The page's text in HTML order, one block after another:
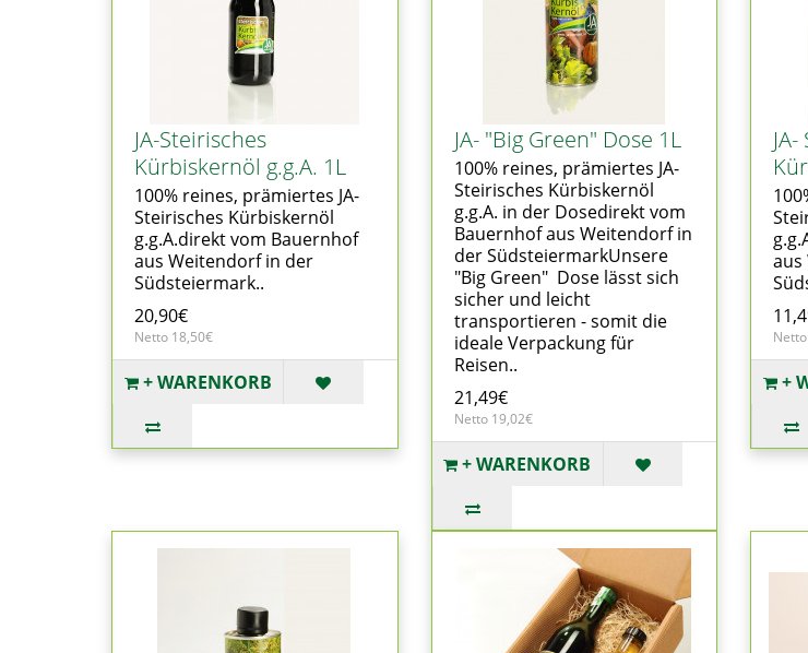
JA-Steirisches
Kürbiskernöl g.g.A. 1L
100% reines, prämiertes JA-
Steirisches Kürbiskernöl
g.g.A.direkt vom Bauernhof
aus Weitendorf in der
Südsteiermark..
20,90€
Netto 18,50€
+ WARENKORB
JA- "Big Green" Dose 1L
100% reines, prämiertes JA-
Steirisches Kürbiskernöl
g.g.A. in der Dosedirekt vom
Bauernhof aus Weitendorf in
der SüdsteiermarkUnsere
"Big Green" Dose lässt sich
sicher und leicht
transportieren - somit die
ideale Verpackung für
Reisen..
21,49€
Netto 19,02€
+ WARENKORB
aus
+